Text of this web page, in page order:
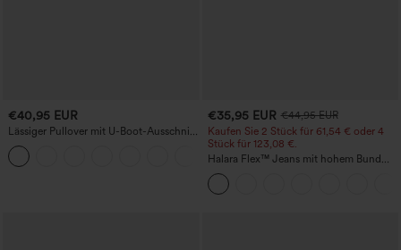
€40,95 EUR
Lässiger Pullover mit U-Boot-Ausschnitt
und Fledermausärmeln.
+1
€35,95 EUR €44,95 EUR
Kaufen Sie 2 Stück für 61,54 € oder 4
Stück für 123,08 €.
Halara Flex™ Jeans mit hohem Bund
und Taschen, gewaschener, lässiger
Bootcut